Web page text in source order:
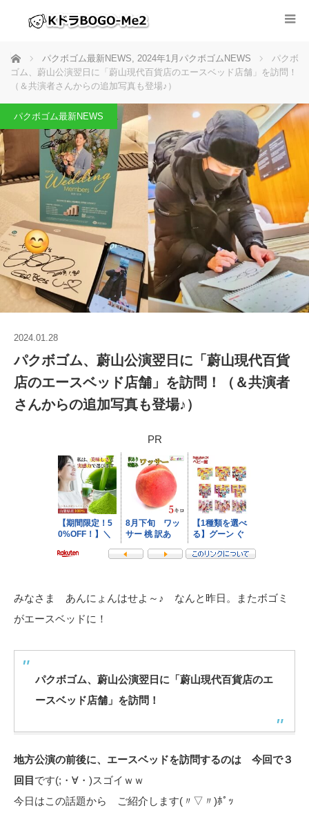
ホーム パクボゴム最新NEWS, 2024年1月パクボゴムNEWS
パクボ
ゴム、蔚山公演翌日に「蔚山現代百貨店のエースベッド店舗」を訪問！
（＆共演者さんからの追加写真も登場♪）
パクボゴム最新NEWS
2024.01.28
パクボゴム、蔚山公演翌日に「蔚山現代百貨
店のエースベッド店舗」を訪問！（＆共演者
さんからの追加写真も登場♪）
PR
みなさま あんにょんはせよ～♪ なんと昨日。またボゴミ
がエースベッドに！
パクボゴム、蔚山公演翌日に「蔚山現代百貨店のエ
ースベッド店舗」を訪問！
地方公演の前後に、エースベッドを訪問するのは 今回で３
回目 です(;・∀・)スゴイｗｗ
今日はこの話題から ご紹介します(〃▽〃)ﾎﾟｯ